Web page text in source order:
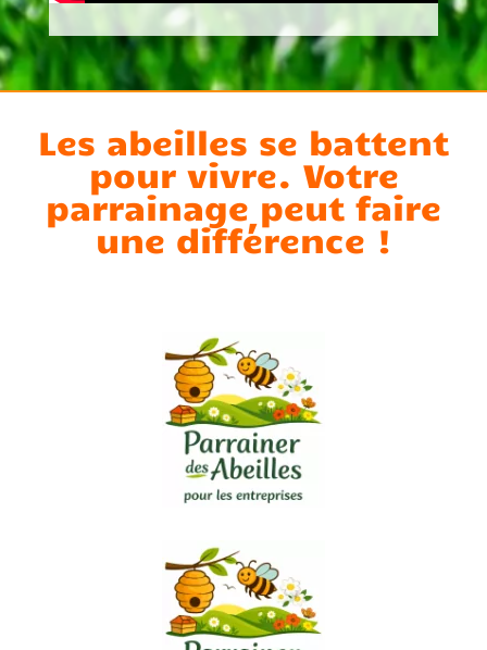
Les abeilles se battent
pour vivre. Votre
parrainage peut faire
une différence !